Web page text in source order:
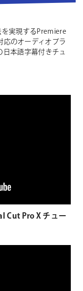
実現するPremiere
応のオーディオプラ
本語字幕付きチュ
Cut Pro X チュー